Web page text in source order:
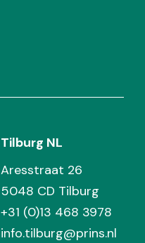
Tilburg NL
Aresstraat 26
5048 CD Tilburg
+31 (0)13 468 3978
info.tilburg@prins.nl